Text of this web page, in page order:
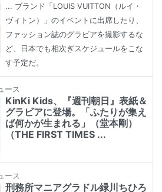
... ブランド「LOUIS VUITTON（ルイ・
ヴィトン）」のイベントに出席したり、
ファッション誌のグラビアを撮影するな
ど、日本でも相次ぎスケジュールをこな
す予定だ。
ース
KinKi Kids、『週刊朝日』表紙＆
グラビアに登場。「ふたりが集え
ば何かが生まれる」（堂本剛）
（THE FIRST TIMES ...
ース
刑務所マニアグラドル緑川ちひろ